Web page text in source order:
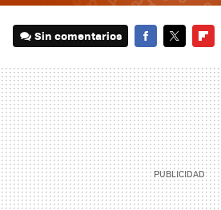
Sin comentarios